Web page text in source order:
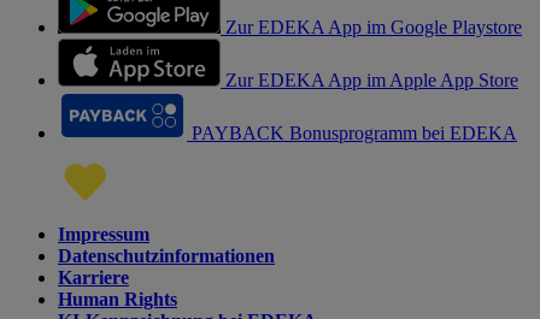
Zur EDEKA App im Google Playstore
Zur EDEKA App im Apple App Store
PAYBACK Bonusprogramm bei EDEKA
Impressum
Datenschutzinformationen
Karriere
Human Rights